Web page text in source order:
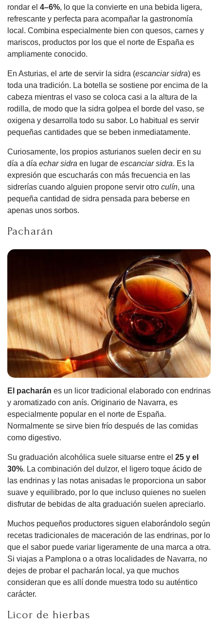
rondar el 4–6%, lo que la convierte en una bebida ligera,
refrescante y perfecta para acompañar la gastronomía
local. Combina especialmente bien con quesos, carnes y
mariscos, productos por los que el norte de España es
ampliamente conocido.
En Asturias, el arte de servir la sidra (escanciar sidra) es
toda una tradición. La botella se sostiene por encima de la
cabeza mientras el vaso se coloca casi a la altura de la
rodilla, de modo que la sidra golpea el borde del vaso, se
oxigena y desarrolla todo su sabor. Lo habitual es servir
pequeñas cantidades que se beben inmediatamente.
Curiosamente, los propios asturianos suelen decir en su
día a día echar sidra en lugar de escanciar sidra. Es la
expresión que escucharás con más frecuencia en las
sidrerías cuando alguien propone servir otro culín, una
pequeña cantidad de sidra pensada para beberse en
apenas unos sorbos.
Pacharán
El pacharán es un licor tradicional elaborado con endrinas
y aromatizado con anís. Originario de Navarra, es
especialmente popular en el norte de España.
Normalmente se sirve bien frío después de las comidas
como digestivo.
Su graduación alcohólica suele situarse entre el 25 y el
30%. La combinación del dulzor, el ligero toque ácido de
las endrinas y las notas anisadas le proporciona un sabor
suave y equilibrado, por lo que incluso quienes no suelen
disfrutar de bebidas de alta graduación suelen apreciarlo.
Muchos pequeños productores siguen elaborándolo según
recetas tradicionales de maceración de las endrinas, por lo
que el sabor puede variar ligeramente de una marca a otra.
Si viajas a Pamplona o a otras localidades de Navarra, no
dejes de probar el pacharán local, ya que muchos
consideran que es allí donde muestra todo su auténtico
carácter.
Licor de hierbas